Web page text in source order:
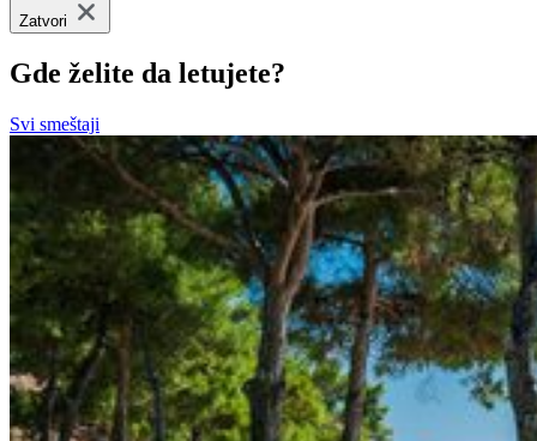
Zatvori
Gde želite da letujete?
Svi smeštaji